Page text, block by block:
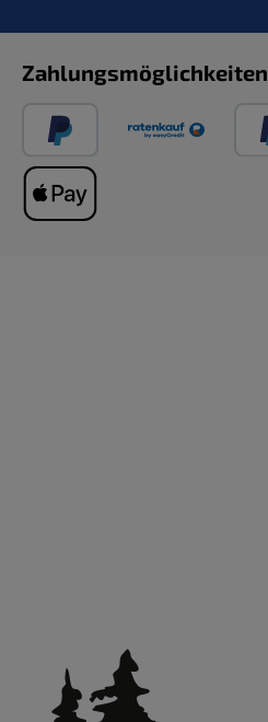
Zahlungsmöglichkeiten